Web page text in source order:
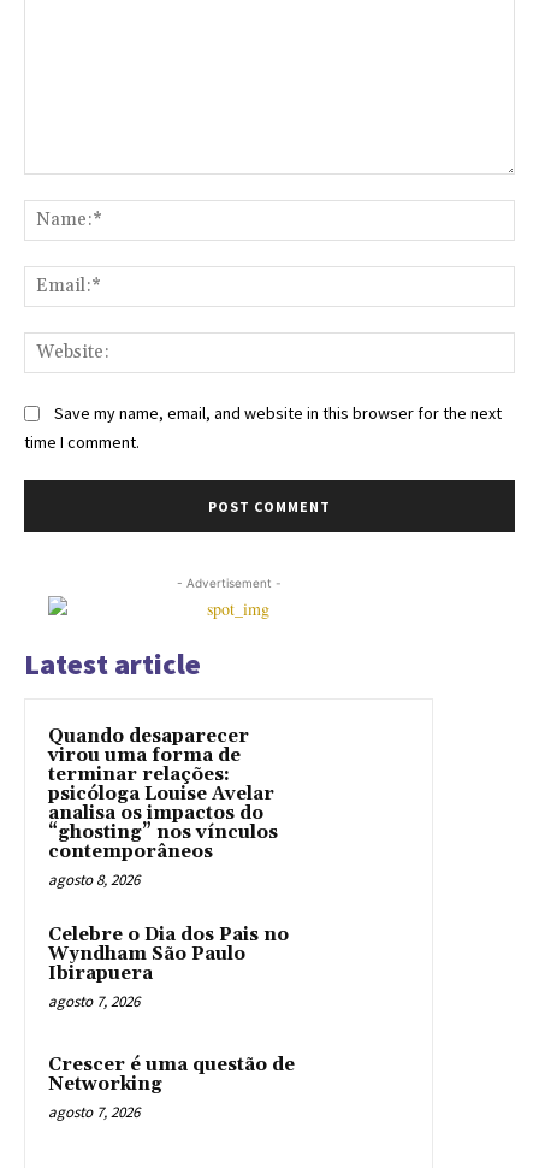
Save my name, email, and website in this browser for the next
time I comment.
- Advertisement -
Latest article
Quando desaparecer
virou uma forma de
terminar relações:
psicóloga Louise Avelar
analisa os impactos do
“ghosting” nos vínculos
contemporâneos
agosto 8, 2026
Celebre o Dia dos Pais no
Wyndham São Paulo
Ibirapuera
agosto 7, 2026
Crescer é uma questão de
Networking
agosto 7, 2026